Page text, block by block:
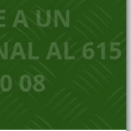
A UN
AL 615
08